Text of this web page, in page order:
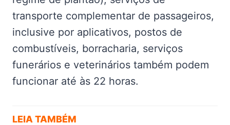
transporte complementar de passageiros,
inclusive por aplicativos, postos de
combustíveis, borracharia, serviços
funerários e veterinários também podem
funcionar até às 22 horas.
LEIA TAMBÉM